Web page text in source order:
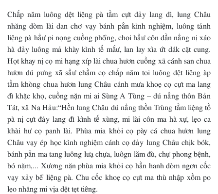
Chấp năm luông dệt liệng pà tầm cựt đảy lang đì, lung Châu
nhăng dòm lài dan chơ vạy bánh pằn kình nghiệm, luông tảnh
liệng pà hẳư pi nọng cuồng phổng, choi hẳư côn dần nẳng nị xáo
hà đảy luông mả khày kình tế mắư, lan lay xìa ứt dák cặt cung.
Họt khay nị cọ mi hạng xíp lài chua hươn cuồng xã cánh san chua
hươn dú pưng xã sẳư chằm cọ chấp năm toi luông dệt liệng àp
tầm khòng chua hươn lung Châu cánh mưa khoẹ cọ cựt ma lang
đì khặc khọ, cuồng nặn mi ai Sùng A Tùng – dú nẳng thôn Bản
Tát, xã Na Hảu:“Hền lung Châu dú nẳng thồn Trùng tầm liệng tồ
pà nị cựt đảy lang đì kình tế xùng, mi lài côn ma hà xự, lẹo ca
khài hư cọ panh lài. Phùa mia khỏi cọ pày cá chua hươn lung
Châu vạy ép học kình nghiệm cánh cọ đảy lung Châu chịk bók,
bánh pằn ma tang luông lưạ chựa, luôgn lăm đù, chự phong bệnh,
bó nặm,... Xương nặn phùa mia khỏi cọ hằn hanh dòm ngơn cốc
vạy xảy bể liệng pà. Chu cốc khoẹ cọ cựt ma thù nhập xồm po
lẹo nhăng mi vịa dệt tẹt tiêng.